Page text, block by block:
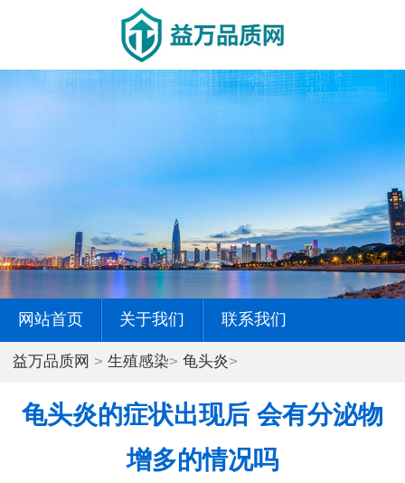
网站首页 关于我们 联系我们
益万品质网 > 生殖感染> 龟头炎>
龟头炎的症状出现后 会有分泌物
增多的情况吗